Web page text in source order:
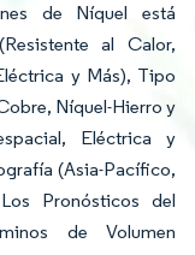
de Níquel está
al Calor,
y Más), Tipo
Níquel-Hierro y
Eléctrica y
(Asia-Pacífico,
Pronósticos del
de Volumen